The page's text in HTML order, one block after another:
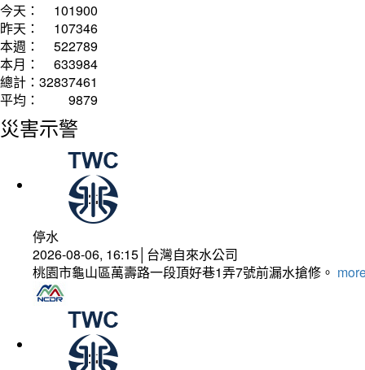
今天：
101900
昨天：
107346
本週：
522789
本月：
633984
總計： 32837461
平均：
9879
災害示警
停水
2026-08-06, 16:15│台灣自來水公司
桃園市龜山區萬壽路一段頂好巷1弄7號前漏水搶修。